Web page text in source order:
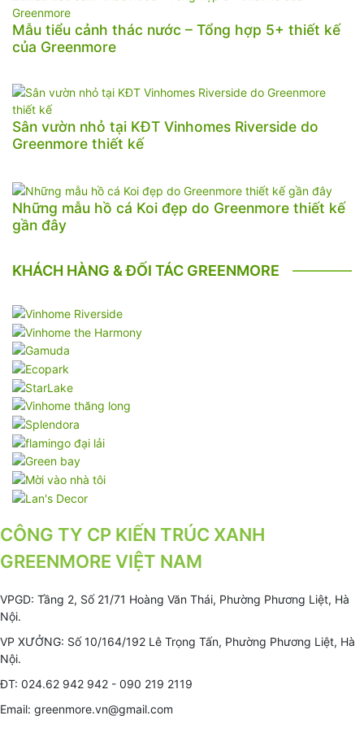
Mẫu tiểu cảnh thác nước – Tổng hợp 5+ thiết kế
của Greenmore
Sân vườn nhỏ tại KĐT Vinhomes Riverside do
Greenmore thiết kế
Những mẫu hồ cá Koi đẹp do Greenmore thiết kế
gần đây
KHÁCH HÀNG & ĐỐI TÁC GREENMORE
CÔNG TY CP KIẾN TRÚC XANH
GREENMORE VIỆT NAM
VPGD: Tầng 2, Số 21/71 Hoàng Văn Thái, Phường Phương Liệt, Hà
Nội.
VP XƯỞNG: Số 10/164/192 Lê Trọng Tấn, Phường Phương Liệt, Hà
Nội.
ĐT: 024.62 942 942 - 090 219 2119
Email: greenmore.vn@gmail.com